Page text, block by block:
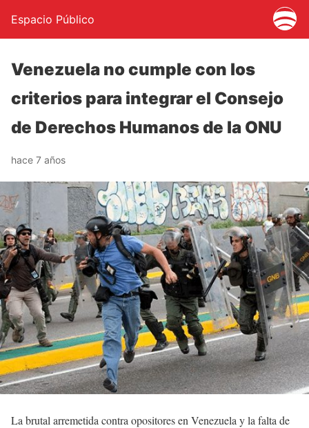
Espacio Público
Venezuela no cumple con los
criterios para integrar el Consejo
de Derechos Humanos de la ONU
hace 7 años
La brutal arremetida contra opositores en Venezuela y la falta de